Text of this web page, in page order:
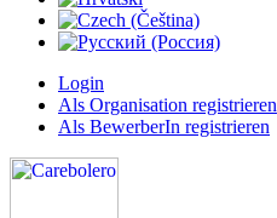
Login
Als Organisation registrieren
Als BewerberIn registrieren